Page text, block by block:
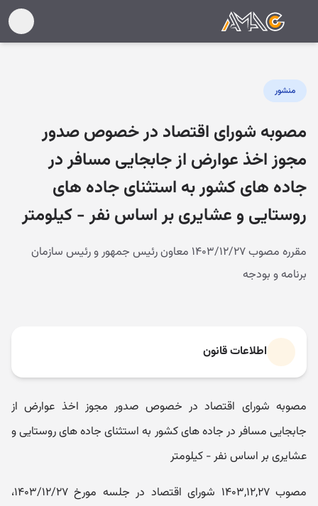
منشور
مصوبه شورای اقتصاد در خصوص صدور
مجوز اخذ عوارض از جابجایی مسافر در
جاده های کشور به استثنای جاده های
روستایی و عشایری بر اساس نفر - کیلومتر
مقرره مصوب ۱۴۰۳/۱۲/۲۷ معاون رئیس جمهور و رئیس سازمان
برنامه و بودجه
اطلاعات قانون
مصوبه شورای اقتصاد در خصوص صدور مجوز اخذ عوارض از
جابجایی مسافر در جاده های کشور به استثنای جاده های روستایی و
عشایری بر اساس نفر - کیلومتر
مصوب ۱۴۰۳,۱۲,۲۷ شورای اقتصاد در جلسه مورخ ۱۴۰۳/۱۲/۲۷،